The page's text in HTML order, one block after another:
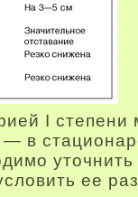
I степени
в
ее